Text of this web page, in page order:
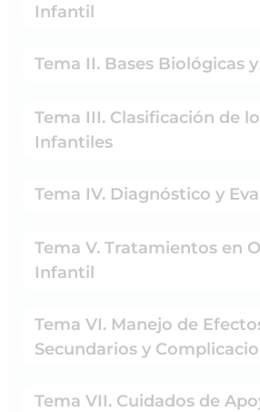
Infantil
Tema II. Bases Biológicas
Tema III. Clasificación de
Infantiles
Tema IV. Diagnóstico y
Tema V. Tratamientos en
Infantil
Tema VI. Manejo de
Secundarios y
Tema VII. Cuidados de